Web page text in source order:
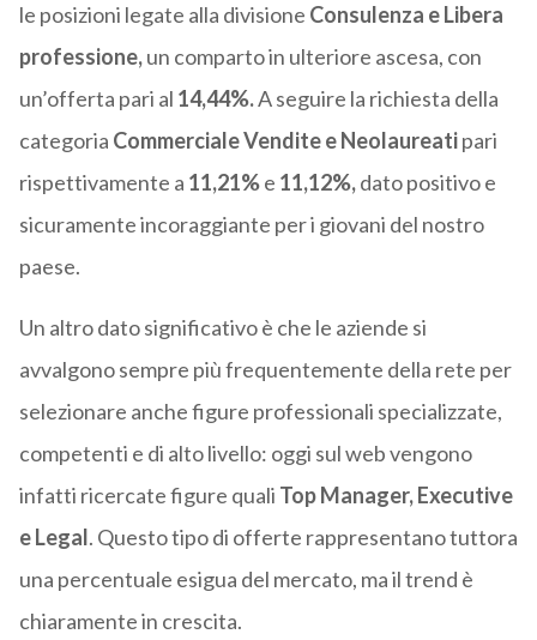
le posizioni legate alla divisione Consulenza e Libera
professione,un comparto in ulteriore ascesa, con
un’offerta pari al 14,44%.A seguire la richiesta della
categoria Commerciale Vendite eNeolaureatipari
rispettivamente a 11,21%e 11,12%,dato positivo e
sicuramente incoraggiante per i giovani del nostro
paese.
Un altro dato significativo è che le aziende si
avvalgono sempre più frequentemente della rete per
selezionare anche figure professionali specializzate,
competenti e di alto livello: oggi sul web vengono
infatti ricercate figure quali Top Manager, Executive
e Legal. Questo tipo di offerte rappresentano tuttora
una percentuale esigua del mercato, ma il trend è
chiaramente in crescita.